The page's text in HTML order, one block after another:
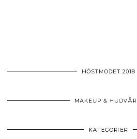
HÖSTMODET 2018
MAKEUP &
KATEGORIER